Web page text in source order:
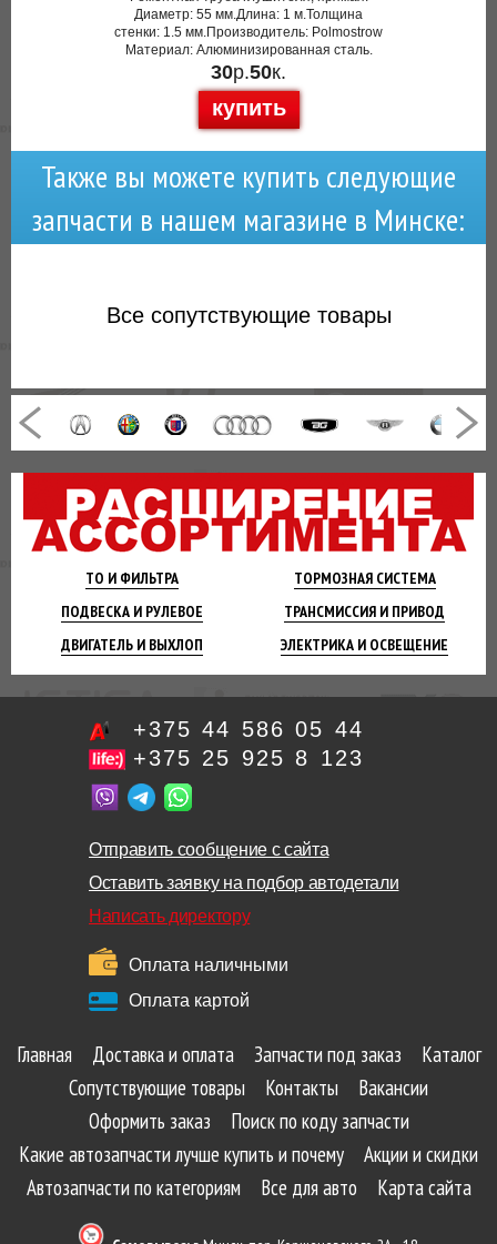
ТО И ФИЛЬТРА ТОРМОЗНАЯСИСТЕМА
ПОДВЕСКА И РУЛЕВОЕ ТРАНСМИССИЯ И ПРИВОД
ДВИГАТЕЛЬ И ВЫХЛОП ЭЛЕКТРИКА И ОСВЕЩЕНИЕ
Диаметр: 55 мм.Длина: 1 м.Толщина
стенки: 1.5 мм.Производитель: Polmostrow
Материал: Алюминизированная сталь.
30р.50к.
купить
Также вы можете купить следующие
запчасти в нашем магазине в Минске:
Все сопутствующие товары
+375 44 586 05 44
+375 25 925 8 123
Отправить сообщение с сайта
Оставить заявку на подбор автодетали
Написать директору
Оплата наличными
Оплата картой
Главная Доставка и оплата Запчасти под заказ
Каталог
Сопутствующие товары
Контакты
Вакансии
Оформить заказ
Поиск по коду запчасти
Какие автозапчасти лучше купить и почему
Акции и скидки
Автозапчасти по категориям
Все для авто Карта сайта